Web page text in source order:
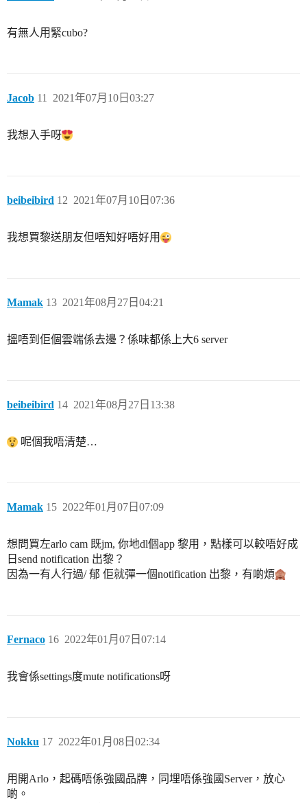
有無人用緊cubo?
Jacob 2021年07月10日03:27
11
我想入手呀
beibeibird 2021年07月10日07:36
12
我想買黎送朋友但唔知好唔好用
Mamak 2021年08月27日04:21
13
搵唔到佢個雲端係去邊？係味都係上大6 server
beibeibird 2021年08月27日13:38
14
呢個我唔清楚…
Mamak 2022年01月07日07:09
15
想問買左arlo cam 既jm, 你地dl個app 黎用，點樣可以較唔好成
日send notification 出黎？
因為一有人行過/ 郁 佢就彈一個notification 出黎，有啲煩
Fernaco 2022年01月07日07:14
16
我會係settings度mute notifications呀
Nokku 2022年01月08日02:34
17
用開Arlo，起碼唔係強國品牌，同埋唔係強國Server，放心
啲。